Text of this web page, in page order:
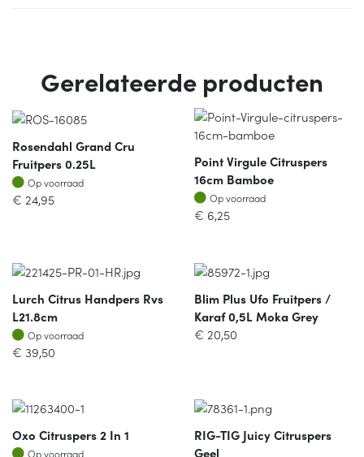
Gerelateerde producten
Rosendahl Grand Cru
Fruitpers 0.25L
Op voorraad
Op voorraad
€ 24,95
Point Virgule Citruspers
16cm Bamboe
Op voorraad
Op voorraad
€ 6,25
Lurch Citrus Handpers Rvs
L21.8cm
Op voorraad
Op voorraad
€ 39,50
Blim Plus Ufo Fruitpers /
Karaf 0,5L Moka Grey
€ 20,50
Oxo Citruspers 2 In 1
Op voorraad
Op voorraad
RIG-TIG Juicy Citruspers
Geel